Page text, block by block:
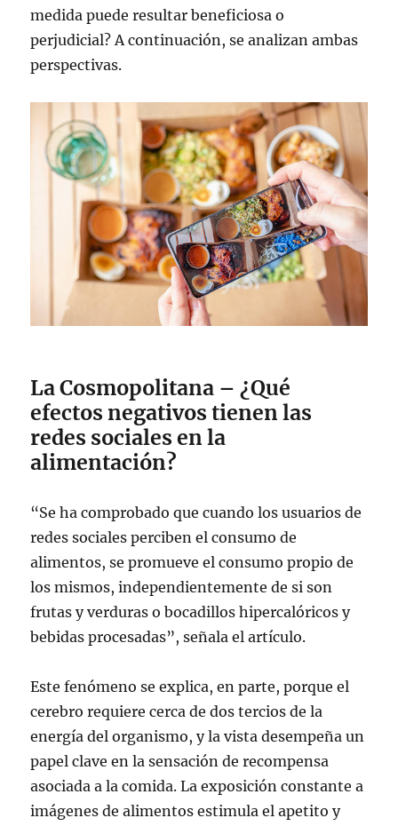
medida puede resultar beneficiosa o
perjudicial? A continuación, se analizan ambas
perspectivas.
La Cosmopolitana – ¿Qué
efectos negativos tienen las
redes sociales en la
alimentación?
“Se ha comprobado que cuando los usuarios de
redes sociales perciben el consumo de
alimentos, se promueve el consumo propio de
los mismos, independientemente de si son
frutas y verduras o bocadillos hipercalóricos y
bebidas procesadas”, señala el artículo.
Este fenómeno se explica, en parte, porque el
cerebro requiere cerca de dos tercios de la
energía del organismo, y la vista desempeña un
papel clave en la sensación de recompensa
asociada a la comida. La exposición constante a
imágenes de alimentos estimula el apetito y